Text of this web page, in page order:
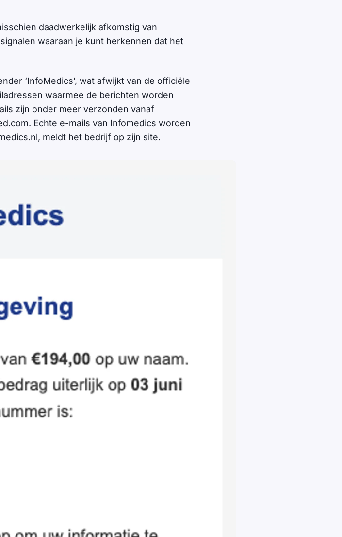
daadwerkelijk afkomstig van
waaraan je kunt herkennen dat het
‘InfoMedics’, wat afwijkt van de officiële
waarmee de berichten worden
zijn onder meer verzonden vanaf
. Echte e-mails van Infomedics worden
, meldt het bedrijf op zijn site.